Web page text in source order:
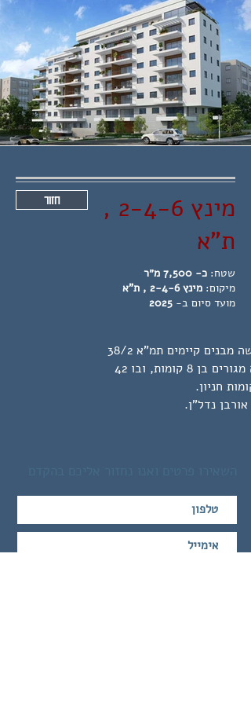
חזור
מינץ 2-4-6 ,
ת"א
שטח: כ- 7,500 מ״ר
מיקום: מינץ 2-4-6 , ת"א
מועד סיום ב-
מבנים קיימים תמ"א 38/2
הקמת מבנה מגורים בן 8 קומות, ובו 42
אורבן נדל"ן.